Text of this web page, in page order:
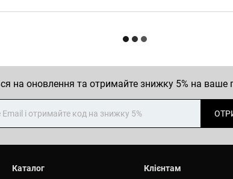
на оновлення та отримайте знижку 5% на
Каталог Клієнтам